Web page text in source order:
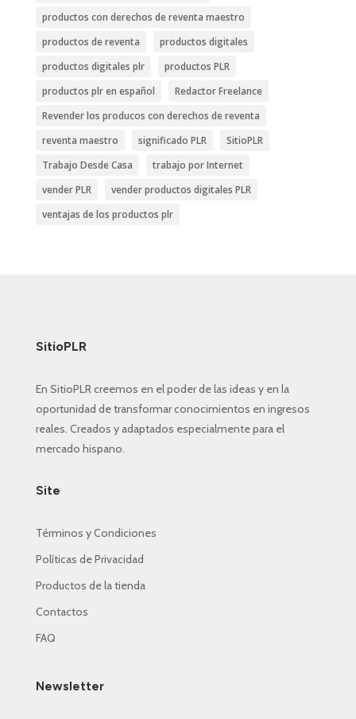
productos con derechos de reventa maestro
productos de reventa
productos digitales
productos digitales plr
productos PLR
productos plr en español
Redactor Freelance
Revender los producos con derechos de reventa
reventa maestro
significado PLR
SitioPLR
Trabajo Desde Casa
trabajo por Internet
vender PLR
vender productos digitales PLR
ventajas de los productos plr
SitioPLR
En SitioPLR creemos en el poder de las ideas y en la
oportunidad de transformar conocimientos en ingresos
reales. Creados y adaptados especialmente para el
mercado hispano.
Site
Términos y Condiciones
Políticas de Privacidad
Productos de la tienda
Contactos
FAQ
Newsletter